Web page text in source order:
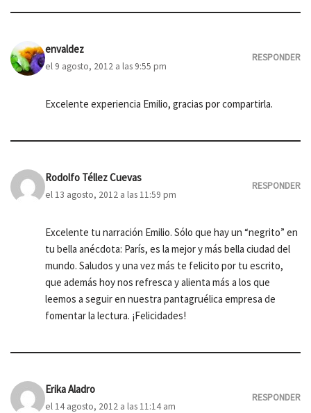
envaldez
el 9 agosto, 2012 a las 9:55 pm
RESPONDER
Excelente experiencia Emilio, gracias por compartirla.
Rodolfo Téllez Cuevas
el 13 agosto, 2012 a las 11:59 pm
RESPONDER
Excelente tu narración Emilio. Sólo que hay un “negrito” en
tu bella anécdota: París, es la mejor y más bella ciudad del
mundo. Saludos y una vez más te felicito por tu escrito,
que además hoy nos refresca y alienta más a los que
leemos a seguir en nuestra pantagruélica empresa de
fomentar la lectura. ¡Felicidades!
Erika Aladro
el 14 agosto, 2012 a las 11:14 am
RESPONDER